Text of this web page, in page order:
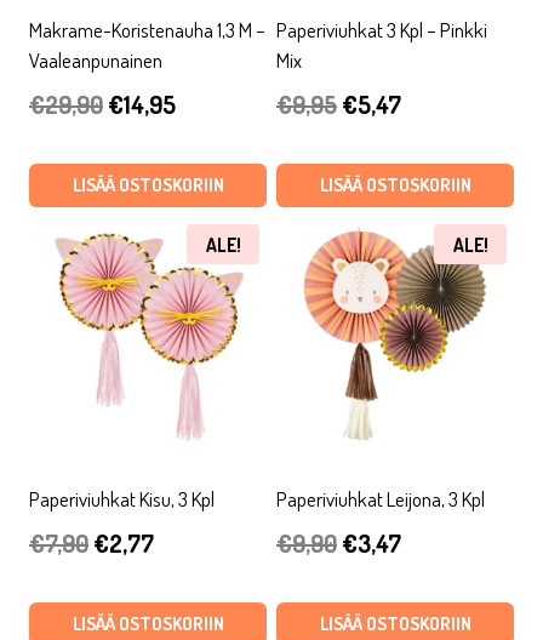
Makrame-Koristenauha 1,3 M –
Vaaleanpunainen
€29,90Alkuperäinen
oli:
€14,95Nykyinen
on:
€14,95.
LISÄÄ OSTOSKORIIN
Paperiviuhkat 3 Kpl – Pinkki
Mix
€9,95Alkuperäinen
oli:
€9,95.
€5,47Nykyinen
on:
€5,47.
LISÄÄ OSTOSKORIIN
ALE!
Paperiviuhkat Kisu, 3 Kpl
€7,90Alkuperäinen
oli:
€2,77Nykyinen
on:
LISÄÄ OSTOSKORIIN
ALE!
Paperiviuhkat Leijona, 3 Kpl
€9,90Alkuperäinen
oli:
€3,47Nykyinen
on:
LISÄÄ OSTOSKORIIN